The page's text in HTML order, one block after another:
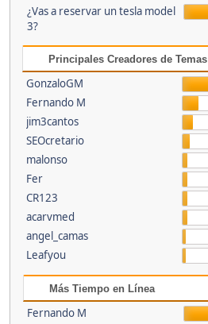
¿Vas a reservar un tesla model
3?
Principales Creadores de Temas
GonzaloGM
Fernando M
jim3cantos
SEOcretario
malonso
Fer
CR123
acarvmed
angel_camas
Leafyou
Más Tiempo en Línea
Fernando M